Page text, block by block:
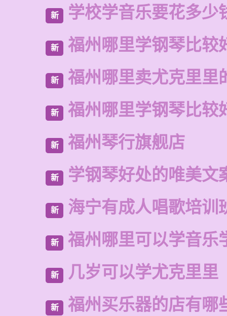
新 学校学音乐要花多少
新 福州哪里学钢琴比较
新 福州哪里卖尤克里里
新 福州哪里学钢琴比较
新 福州琴行旗舰店
新 学钢琴好处的唯美文
新 海宁有成人唱歌培训
新 福州哪里可以学音乐
新 几岁可以学尤克里里
新 福州买乐器的店有哪